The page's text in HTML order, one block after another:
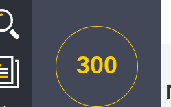
Проект
300